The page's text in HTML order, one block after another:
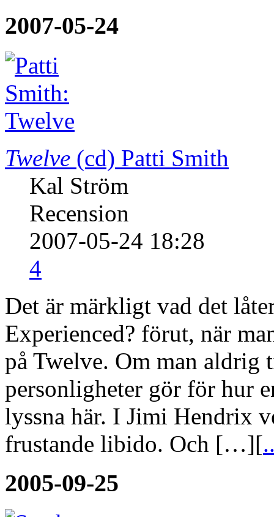
2007-05-24
Twelve (cd) Patti Smith
Kal Ström
Recension
2007-05-24 18:28
4
Det är märkligt vad det
Experienced? förut, när
på Twelve. Om man aldrig
personligheter gör för hur
lyssna här. I Jimi Hendrix
frustande libido. Och […][
2005-09-25